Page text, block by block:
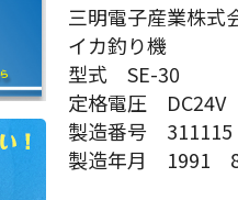
三明電子産業株式
イカ釣り機
型式 SE-30
定格電圧 DC24V
製造番号 311115
製造年月 1991